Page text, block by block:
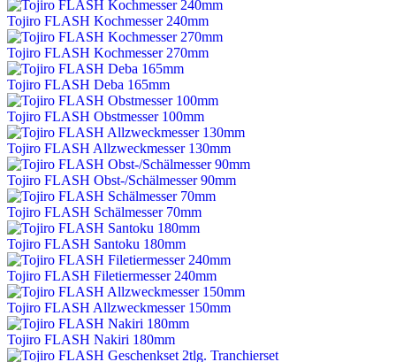
Tojiro FLASH Kochmesser 240mm
Tojiro FLASH Kochmesser 270mm
Tojiro FLASH Deba 165mm
Tojiro FLASH Obstmesser 100mm
Tojiro FLASH Allzweckmesser 130mm
Tojiro FLASH Obst-/Schälmesser 90mm
Tojiro FLASH Schälmesser 70mm
Tojiro FLASH Santoku 180mm
Tojiro FLASH Filetiermesser 240mm
Tojiro FLASH Allzweckmesser 150mm
Tojiro FLASH Nakiri 180mm